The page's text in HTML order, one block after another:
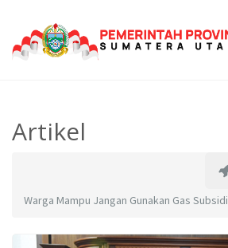
Artikel
Warga Mampu Jangan Gunakan Gas Subsidi